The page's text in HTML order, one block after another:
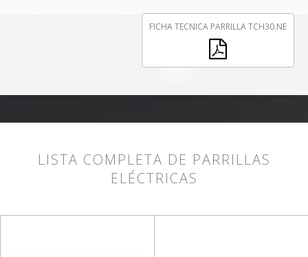
FICHA TECNICA PARRILLA TCH30.NE
LISTA COMPLETA DE PARRILLAS
ELÉCTRICAS